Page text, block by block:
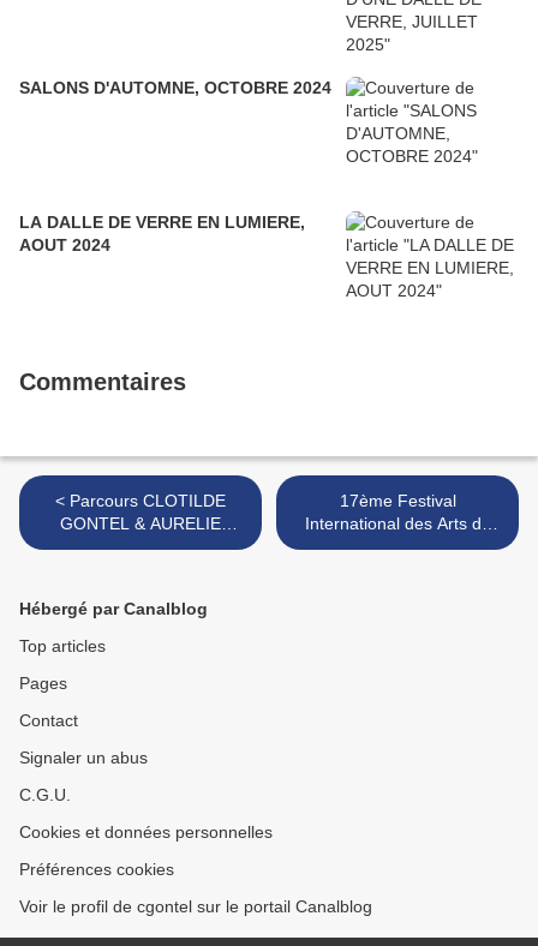
SALONS D'AUTOMNE, OCTOBRE 2024
LA DALLE DE VERRE EN LUMIERE,
AOUT 2024
Commentaires
< Parcours CLOTILDE
GONTEL & AURELIE
DUPIN
17ème Festival
International des Arts du
Verre >
Hébergé par Canalblog
Top articles
Pages
Contact
Signaler un abus
C.G.U.
Cookies et données personnelles
Préférences cookies
Voir le profil de cgontel sur le portail Canalblog